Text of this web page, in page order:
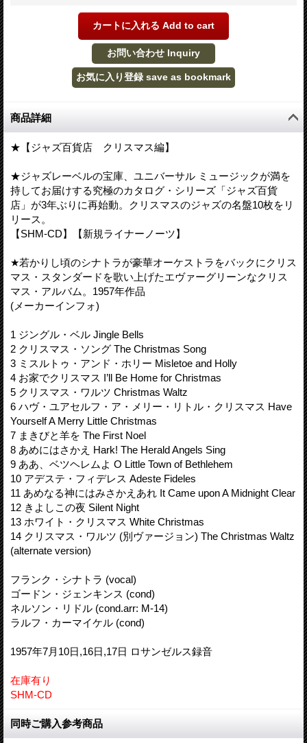
商品詳細
★【ジャズ百貨店 クリスマス編】
★ジャズレーベルの宝庫、ユニバーサル ミュージックが満を
持してお届けする究極のカタログ・シリーズ「ジャズ百貨
店」が3年ぶりに再始動。クリスマスのジャズの名盤10枚をリ
リース。
【SHM-CD】【新規ライナーノーツ】
★若かりし頃のシナトラが豪華オーケストラをバックにクリス
マス・スタンダードを歌い上げたエヴァーグリーンなクリス
マス・アルバム。1957年作品
(メーカーインフォ)
1 ジングル・ベル Jingle Bells
2 クリスマス・ソング The Christmas Song
3 ミスルトゥ・アンド・ホリー Misletoe and Holly
4 お家でクリスマス I’ll Be Home for Christmas
5 クリスマス・ワルツ Christmas Waltz
6 ハヴ・ユアセルフ・ア・メリー・リトル・クリスマス Have
Yourself A Merry Little Christmas
7 まきびと羊を The First Noel
8 あめにはさかえ Hark! The Herald Angels Sing
9 ああ、ベツヘレムよ O Little Town of Bethlehem
10 アデステ・フィデレス Adeste Fideles
11 あめなる神にはみさかえあれ It Came upon A Midnight Clear
12 きよしこの夜 Silent Night
13 ホワイト・クリスマス White Christmas
14 クリスマス・ワルツ (別ヴァージョン) The Christmas Waltz
(alternate version)
フランク・シナトラ (vocal)
ゴードン・ジェンキンス (cond)
ネルソン・リドル (cond.arr: M-14)
ラルフ・カーマイケル (cond)
1957年7月10日,16日,17日 ロサンゼルス録音
在庫有り
SHM-CD
同時ご購入参考商品